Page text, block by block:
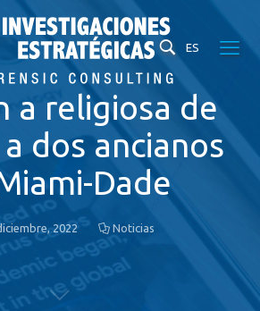
ES
a religiosa de
dos ancianos
Dade
2022 Noticias